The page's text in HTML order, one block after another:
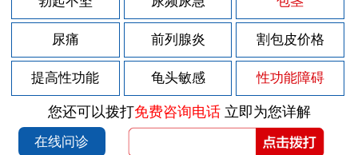
尿痛 前列腺炎 割包皮价格
提高性功能 龟头敏感 性功能障碍
您还可以拨打免费咨询电话立即为您详解
在线问诊